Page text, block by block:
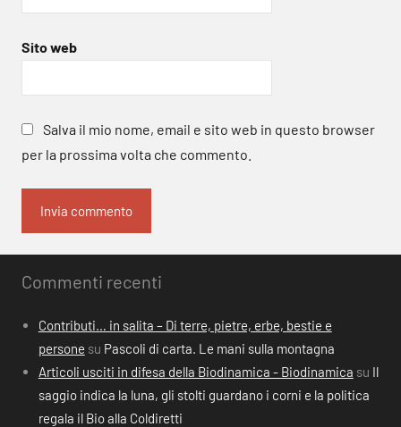
Sito web
Salva il mio nome, email e sito web in questo browser
per la prossima volta che commento.
Commenti recenti
Contributi… in salita – Di terre, pietre, erbe, bestie e
persone su Pascoli di carta. Le mani sulla montagna
Articoli usciti in difesa della Biodinamica - Biodinamica su Il
saggio indica la luna, gli stolti guardano i corni e la politica
regala il Bio alla Coldiretti